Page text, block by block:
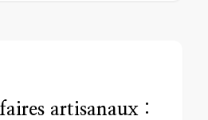
artisanaux :